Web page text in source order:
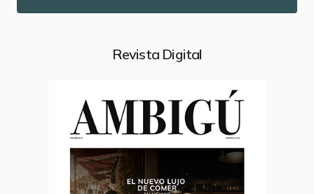
Revista Digital